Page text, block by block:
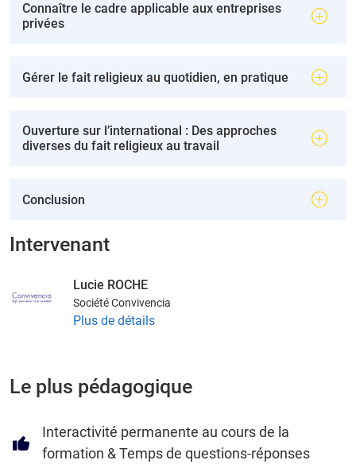
Connaître le cadre applicable aux entreprises
privées
Gérer le fait religieux au quotidien, en pratique
Ouverture sur l’international : Des approches
diverses du fait religieux au travail
Conclusion
Intervenant
Lucie ROCHE
Société Convivencia
Plus de détails
Le plus pédagogique
Interactivité permanente au cours de la
formation & Temps de questions-réponses